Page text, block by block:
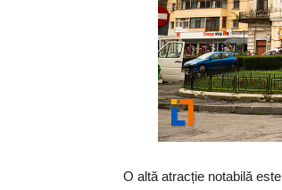
O altă atracție notabilă este